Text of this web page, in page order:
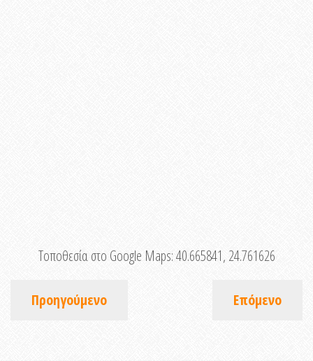
Τοποθεσία στο Google Maps:40.665841, 24.761626
Προηγούμενο Επόμενο